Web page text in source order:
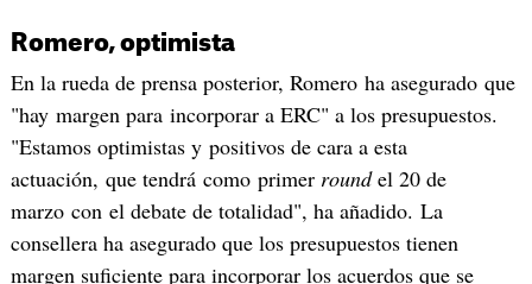
Romero, optimista
En la rueda de prensa posterior, Romero ha asegurado que
"hay margen para incorporar a ERC" a los presupuestos.
"Estamos optimistas y positivos de cara a esta
actuación, que tendrá como primer roundel 20 de
marzo con el debate de totalidad", ha añadido. La
consellera ha asegurado que los presupuestos tienen
margen suficiente para incorporar los acuerdos que se